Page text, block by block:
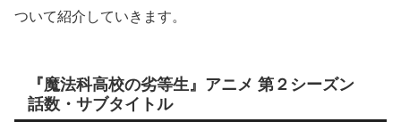
ついて紹介していきます。
『魔法科高校の劣等生』アニメ 第２シーズン
話数・サブタイトル